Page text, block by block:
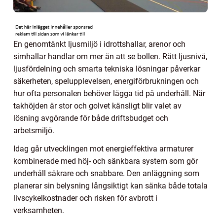
En genomtänkt ljusmiljö i idrottshallar, arenor och
simhallar handlar om mer än att se bollen. Rätt ljusnivå,
ljusfördelning och smarta tekniska lösningar påverkar
säkerheten, spelupplevelsen, energiförbrukningen och
hur ofta personalen behöver lägga tid på underhåll. När
takhöjden är stor och golvet känsligt blir valet av
lösning avgörande för både driftsbudget och
arbetsmiljö.
Idag går utvecklingen mot energieffektiva armaturer
kombinerade med höj- och sänkbara system som gör
underhåll säkrare och snabbare. Den anläggning som
planerar sin belysning långsiktigt kan sänka både totala
livscykelkostnader och risken för avbrott i
verksamheten.